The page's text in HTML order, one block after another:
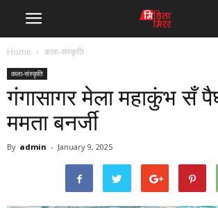
Home कला-संस्कृति
कला-संस्कृति
गंगासागर मेला महाकुंभ सँ
ममता बनर्जी
By admin - January 9, 2025